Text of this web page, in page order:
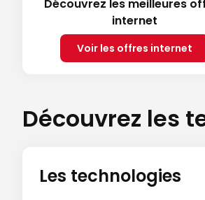
Découvrez les meilleures
internet
Voir les offres internet
Découvrez les
Les technologies